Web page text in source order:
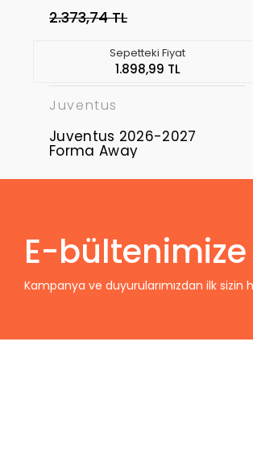
2.373,74 TL
Sepetteki Fiyat
1.898,99 TL
Juventus
Juventus 2026-2027
Forma Away
E-
Kampanya ve duyurularımızdan ilk sizin